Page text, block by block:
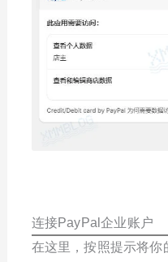
连接PayPal企业账户
在这里，按照提示将你